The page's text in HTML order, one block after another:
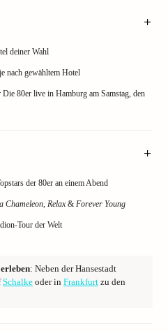
deiner Wahl
nach gewähltem Hotel
80er live in Hamburg am Samstag, den
der 80er an einem Abend
Chameleon, Relax& Forever Young
Tour der Welt
: Neben der Hansestadt
Schalke oder in Frankfurt zu den